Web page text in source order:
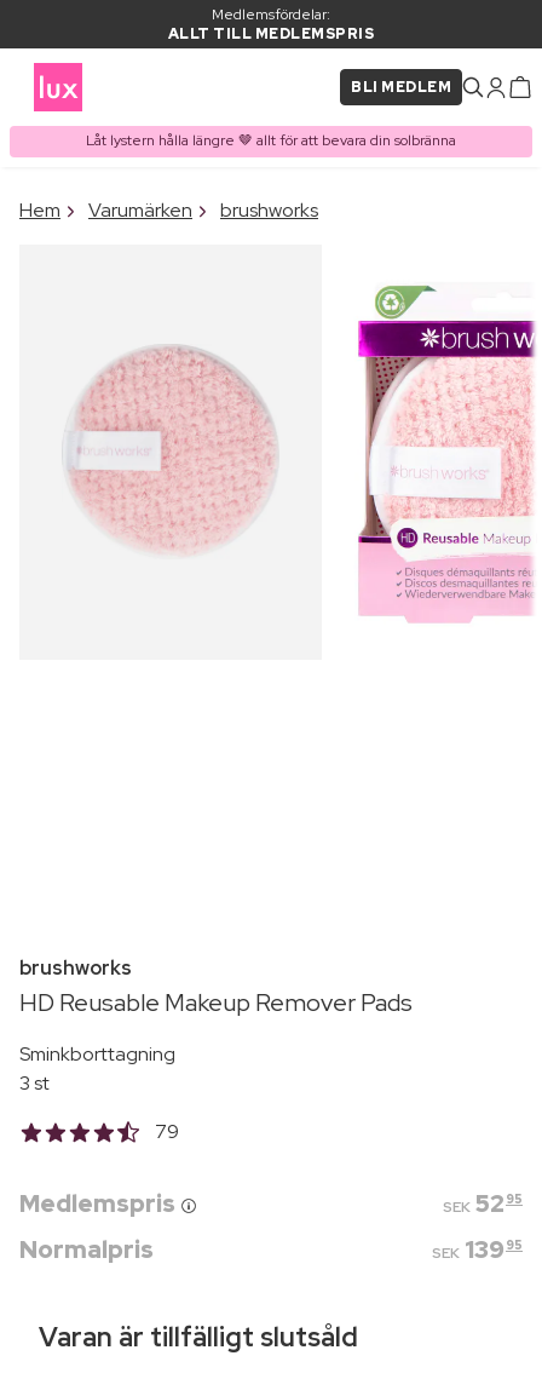
Medlemsfördelar:
ALLT TILL MEDLEMSPRIS
BLI MEDLEM
Låt lystern hålla längre 🤎 allt för att bevara din solbränna
PRODUKT I VARUKORGEN
Hem Varumärken brushworks
brushworks
HD Reusable Makeup Remover Pads
Sminkborttagning
3 st
79
Medlemspris SEK 52 95
Normalpris SEK 139 95
Varan är tillfälligt slutsåld